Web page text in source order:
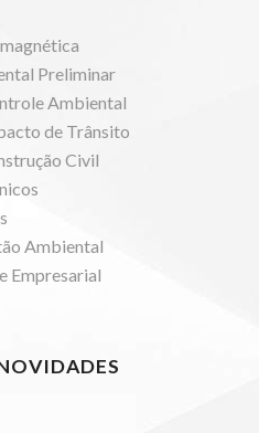
Preliminar
Ambiental
de Trânsito
Civil
Ambiental
Empresarial